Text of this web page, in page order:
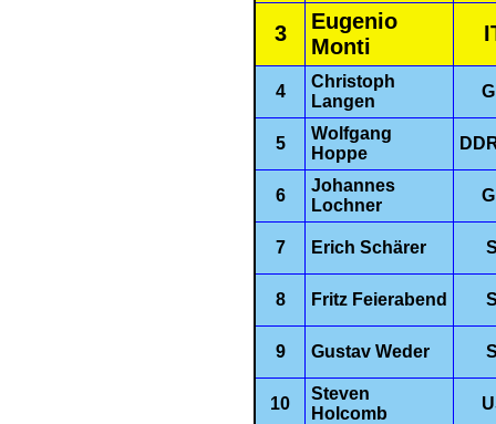
3
Eugenio
Monti
4
Christoph
Langen
5
Wolfgang
Hoppe
6
Johannes
Lochner
7 Erich Schärer
8 Fritz Feierabend
9 Gustav Weder
10
Steven
Holcomb